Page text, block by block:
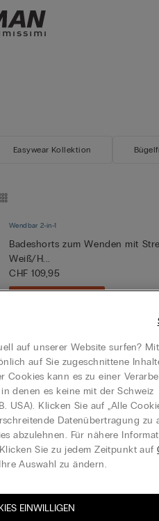
Easywear Kollektion
Wendbar 2-in-1
Badeshorts zum Wenden mit
Weiß/H...
CHF 109,95
Mix & Match 3+1 GRATIS
auf unserer Website surfen?
auf Sie zugeschnittene
Cookies kann es zu einer
denen es keine mit der Schweiz
USA). Klicken Sie auf „Alle
Datenübertragung zu
abzulehnen. Für nähere
Sie zu jedem Zeitpunkt auf
Auswahl zu ändern.
EINWILLIGEN